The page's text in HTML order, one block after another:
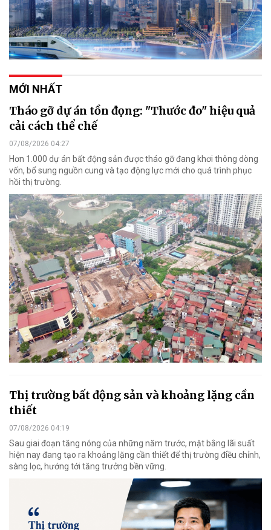
MỚI NHẤT
Tháo gỡ dự án tồn đọng: "Thước đo" hiệu quả
cải cách thể chế
07/08/2026 04:27
Hơn 1.000 dự án bất động sản được tháo gỡ đang khơi thông dòng
vốn, bổ sung nguồn cung và tạo động lực mới cho quá trình phục
hồi thị trường.
Thị trường bất động sản và khoảng lặng cần
thiết
07/08/2026 04:19
Sau giai đoạn tăng nóng của những năm trước, mặt bằng lãi suất
hiện nay đang tạo ra khoảng lặng cần thiết để thị trường điều chỉnh,
sàng lọc, hướng tới tăng trưởng bền vững.